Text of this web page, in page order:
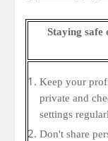
Staying safe
Keep your
private and
settings
Don't share